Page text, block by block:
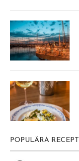
POPULÄRA RECEPT